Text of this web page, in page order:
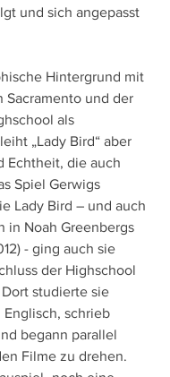
und sich angepasst
Hintergrund mit
Sacramento und der
als
„Lady Bird“ aber
Echtheit, die auch
Spiel Gerwigs
Lady Bird – und auch
in Noah Greenbergs
- ging auch sie
der Highschool
studierte sie
schrieb
begann parallel
Filme zu drehen.